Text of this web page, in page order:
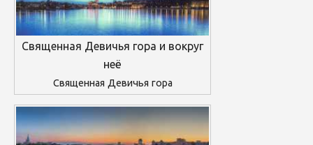
Священная Девичья гора и вокруг
неё
Священная Девичья гора